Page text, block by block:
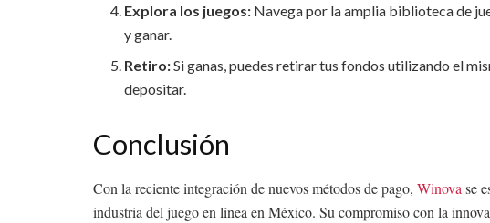
Explora los juegos: Navega por la amplia biblioteca de
y ganar.
Retiro:Si ganas, puedes retirar tus fondos utilizando el
depositar.
Conclusión
Con la reciente integración de nuevos métodos de pago, Winovase
industria del juego en línea en México. Su compromiso con la